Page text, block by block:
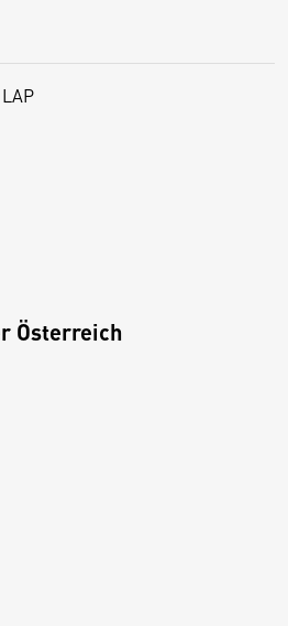
Österreich